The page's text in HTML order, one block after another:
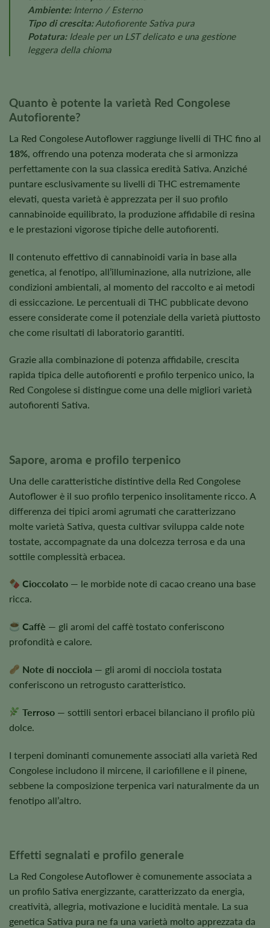
Ambiente:Interno / Esterno
Tipo di crescita:Autofiorente Sativa pura
Potatura:Ideale per un LST delicato e una gestione
leggera della chioma
Quanto è potente la varietà Red Congolese
Autofiorente?
La Red Congolese Autoflower raggiunge livelli di THC fino al
18% , offrendo una potenza moderata che si armonizza
perfettamente con la sua classica eredità Sativa. Anziché
puntare esclusivamente su livelli di THC estremamente
elevati, questa varietà è apprezzata per il suo profilo
cannabinoide equilibrato, la produzione affidabile di resina
e le prestazioni vigorose tipiche delle autofiorenti.
Il contenuto effettivo di cannabinoidi varia in base alla
genetica, al fenotipo, all’illuminazione, alla nutrizione, alle
condizioni ambientali, al momento del raccolto e ai metodi
di essiccazione. Le percentuali di THC pubblicate devono
essere considerate come il potenziale della varietà piuttosto
che come risultati di laboratorio garantiti.
Grazie alla combinazione di potenza affidabile, crescita
rapida tipica delle autofiorenti e profilo terpenico unico, la
Red Congolese si distingue come una delle migliori varietà
autofiorenti Sativa.
Sapore, aroma e profilo terpenico
Una delle caratteristiche distintive della Red Congolese
Autoflower è il suo profilo terpenico insolitamente ricco. A
differenza dei tipici aromi agrumati che caratterizzano
molte varietà Sativa, questa cultivar sviluppa calde note
tostate, accompagnate da una dolcezza terrosa e da una
sottile complessità erbacea.
Cioccolato — le morbide note di cacao creano una base
ricca.
Caffè — gli aromi del caffè tostato conferiscono
profondità e calore.
Note di nocciola — gli aromi di nocciola tostata
conferiscono un retrogusto caratteristico.
Terroso — sottili sentori erbacei bilanciano il profilo più
dolce.
I terpeni dominanti comunemente associati alla varietà Red
Congolese includono il mircene, il cariofillene e il pinene,
sebbene la composizione terpenica vari naturalmente da un
fenotipo all’altro.
Effetti segnalati e profilo generale
La Red Congolese Autoflower è comunemente associata a
un profilo Sativa energizzante, caratterizzato da energia,
creatività, allegria, motivazione e lucidità mentale. La sua
genetica Sativa pura ne fa una varietà molto apprezzata da